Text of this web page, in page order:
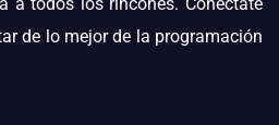
de lo mejor de la programación